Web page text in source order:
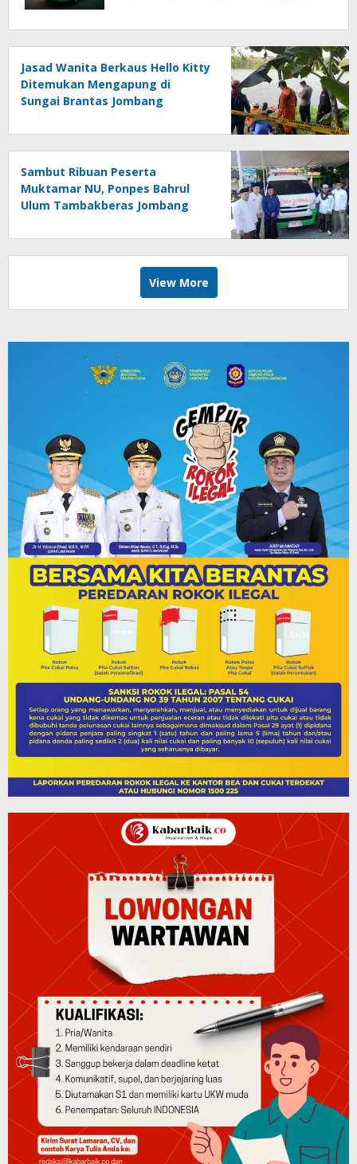
Jasad Wanita Berkaus Hello Kitty
Ditemukan Mengapung di
Sungai Brantas Jombang
Sambut Ribuan Peserta
Muktamar NU, Ponpes Bahrul
Ulum Tambakberas Jombang
dari YANMU
View More